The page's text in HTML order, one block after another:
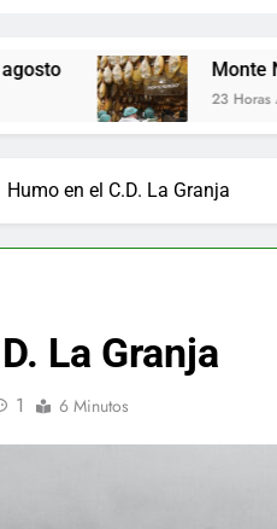
Monte Nevado gana
23 Horas Atrás
Humo en el C.D. La Granja
La Granja
1 6 Minutos